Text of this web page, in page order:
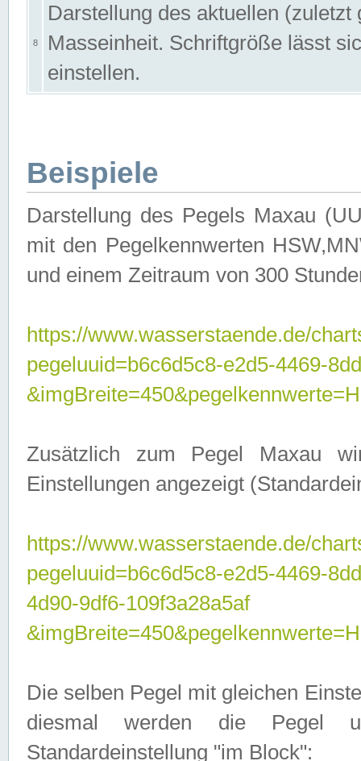
8
Darstellung des aktuellen
Masseinheit. Schriftgröße lässt
einstellen.
Beispiele
Darstellung des Pegels Maxau
mit den Pegelkennwerten
und einem Zeitraum von 300
https://www.wasserstaende.de/
pegeluuid=b6c6d5c8-e2d5-4469-
Zusätzlich zum Pegel Maxau
Einstellungen angezeigt
https://www.wasserstaende.de/
pegeluuid=b6c6d5c8-e2d5-4469-
4d90-9df6-109f3a28a5af
Die selben Pegel mit gleichen
diesmal werden die Pegel
Standardeinstellung "im Block":